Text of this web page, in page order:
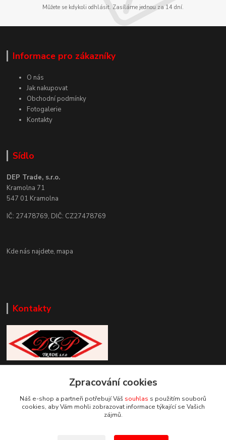
Můžete se kdykoli odhlásit. Zasíláme jednou za 14 dní.
Informace pro zákazníky
O nás
Jak nakupovat
Obchodní podmínky
Fotogalerie
Kontakty
Sídlo
DEP Trade, s.r.o.
Kramolna 71
547 01 Kramolna
IČ: 27478769, DIČ: CZ27478769
Kde nás najdete, mapa
Kontakty
+420 777 085 857
info@deptrade.cz
Zpracování cookies
Náš e-shop a partneři potřebují Váš souhlas s použitím souborů
cookies, aby Vám mohli zobrazovat informace týkající se Vašich
zájmů.